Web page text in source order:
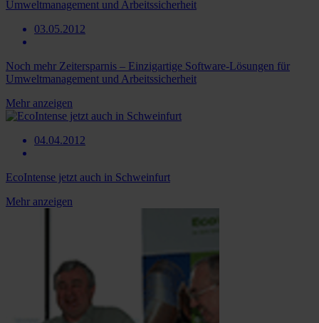
03.05.2012
Noch mehr Zeitersparnis – Einzigartige Software‐Lösungen für
Umweltmanagement und Arbeitssicherheit
Mehr anzeigen
04.04.2012
EcoIntense jetzt auch in Schweinfurt
Mehr anzeigen